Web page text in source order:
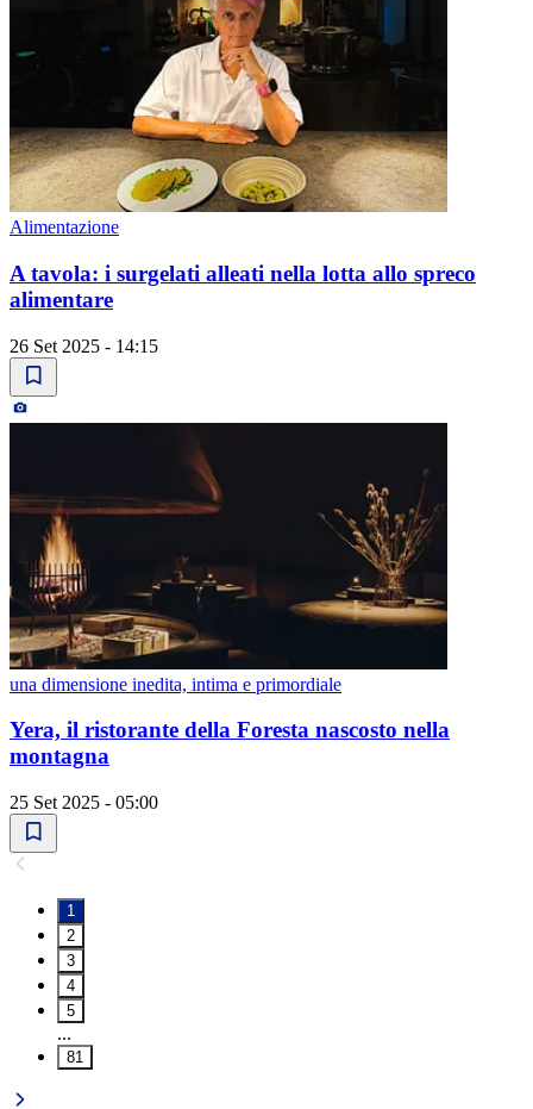
Alimentazione
A tavola: i surgelati alleati nella lotta allo spreco
alimentare
26 Set 2025 - 14:15
una dimensione inedita, intima e primordiale
Yera, il ristorante della Foresta nascosto nella
montagna
25 Set 2025 - 05:00
1
2
3
4
5
...
81